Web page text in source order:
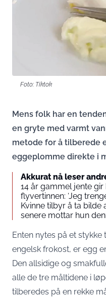
Foto: Tiktok
Mens folk har en
en gryte med varmt
metode for å tilberede
eggeplomme direkte i
Akkurat nå leser
14 år gammel jente
flyvertinnen: ‘Jeg
Kvinne tilbyr å ta
senere mottar hun
Enten nytes på et
engelsk frokost, er egg
Den allsidige og
alle de tre måltidene i
tilberedes på en rekke